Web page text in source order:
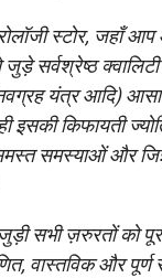
स्टोर, जहाँ
सर्वश्रेष्ठ
नवग्रह यंत्र आदि)
किफायती
समस्याओं और
सभी ज़रुरतों को
वास्तविक और